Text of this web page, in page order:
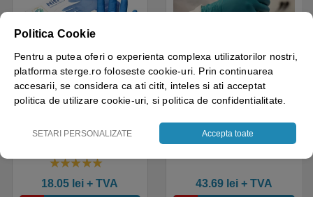
Disponibil cu A.I.​!
Manusi examinare, nitril,
folosinta, Protect Blue,
pentru medical, HoReCa,
saloane si domeniul
industrial, calitate premium
18.05 lei + TVA
Disponibil cu A.I.​!
Manusi nitril nepudrate
grosime 0.1mm, 100
manusi / cutie, varf deget
texturat, certificate pentru
43.69 lei+ TVA
Politica Cookie
Pentru a putea oferi o experienta complexa utilizatorilor nostri,
platforma sterge.ro foloseste cookie-uri. Prin continuarea
accesarii, se considera ca ati citit, inteles si ati acceptat
politica de utilizare cookie-uri, si politica de confidentialitate.
SETARI PERSONALIZATE Accepta toate